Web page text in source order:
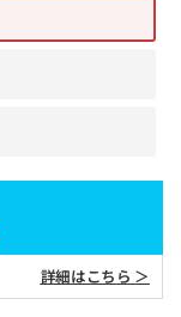
詳細はこちら ＞